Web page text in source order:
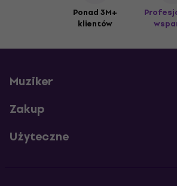
Ponad 3M+
klientów
Muziker
Zakup
Użyteczne